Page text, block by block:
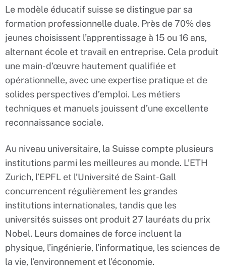
Le modèle éducatif suisse se distingue par sa
formation professionnelle duale. Près de 70% des
jeunes choisissent l’apprentissage à 15 ou 16 ans,
alternant école et travail en entreprise. Cela produit
une main-d’œuvre hautement qualifiée et
opérationnelle, avec une expertise pratique et de
solides perspectives d’emploi. Les métiers
techniques et manuels jouissent d’une excellente
reconnaissance sociale.
Au niveau universitaire, la Suisse compte plusieurs
institutions parmi les meilleures au monde. L’ETH
Zurich, l’EPFL et l’Université de Saint-Gall
concurrencent régulièrement les grandes
institutions internationales, tandis que les
universités suisses ont produit 27 lauréats du prix
Nobel. Leurs domaines de force incluent la
physique, l’ingénierie, l’informatique, les sciences de
la vie, l’environnement et l’économie.